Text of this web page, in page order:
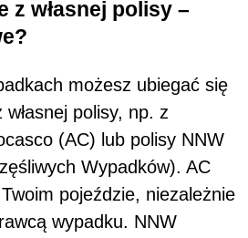
z własnej polisy –
możesz ubiegać się
polisy, np. z
(AC) lub polisy NNW
Wypadków). AC
pojeździe, niezależnie
wypadku. NNW